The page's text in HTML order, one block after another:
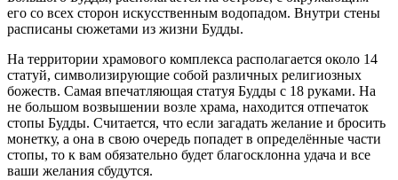
его со всех сторон искусственным водопадом. Внутри стены
расписаны сюжетами из жизни Будды.
На территории храмового комплекса располагается около 14
статуй, символизирующие собой различных религиозных
божеств. Самая впечатляющая статуя Будды с 18 руками. На
не большом возвышении возле храма, находится отпечаток
стопы Будды. Считается, что если загадать желание и бросить
монетку, а она в свою очередь попадет в определённые части
стопы, то к вам обязательно будет благосклонна удача и все
ваши желания сбудутся.